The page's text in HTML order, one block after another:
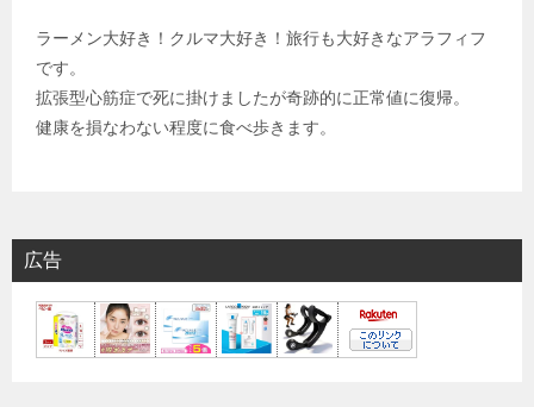
ラーメン大好き！クルマ大好き！旅行も大好きなアラフィフ
です。
拡張型心筋症で死に掛けましたが奇跡的に正常値に復帰。
健康を損なわない程度に食べ歩きます。
広告